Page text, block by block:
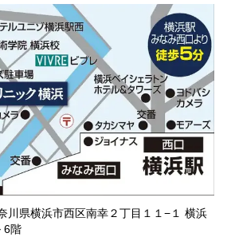
川県横浜市西区南幸２丁目１１−１ 横浜
6階